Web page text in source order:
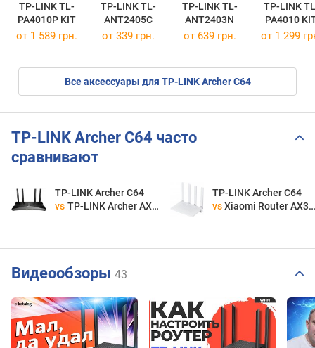
TP-LINK TL-
PA4010P KIT
TP-LINK TL-
ANT2405C
TP-LINK TL-
ANT2403N
TP-LINK
PA4010
от 1 589 грн. от 339 грн. от 639 грн. от 1 299
Все аксессуары для TP-LINK Archer C64
TP-LINK Archer C64 часто
сравнивают
TP-LINK Archer C64
vs TP-LINK Archer AX23
TP-LINK Archer C64
vs Xiaomi Router AX3000T
Видеообзоры 43